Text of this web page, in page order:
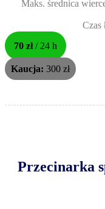
Maks. średnica
Czas
70 zł/ 24 h
Kaucja: 300 zł
Przecinarka